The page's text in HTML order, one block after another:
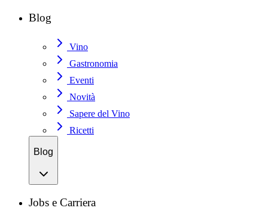
Blog
Vino
Gastronomia
Eventi
Novità
Sapere del Vino
Ricetti
Blog
Jobs e Carriera